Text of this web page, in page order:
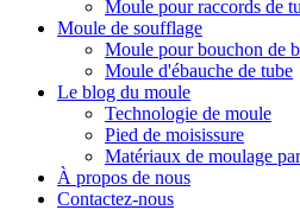
Moule pour raccords de
Moule de soufflage
Moule pour bouchon de
Moule d'ébauche de tube
Le blog du moule
Technologie de moule
Pied de moisissure
Matériaux de moulage
À propos de nous
Contactez-nous